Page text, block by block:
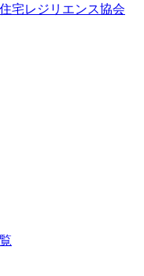
宅レジリエンス協会